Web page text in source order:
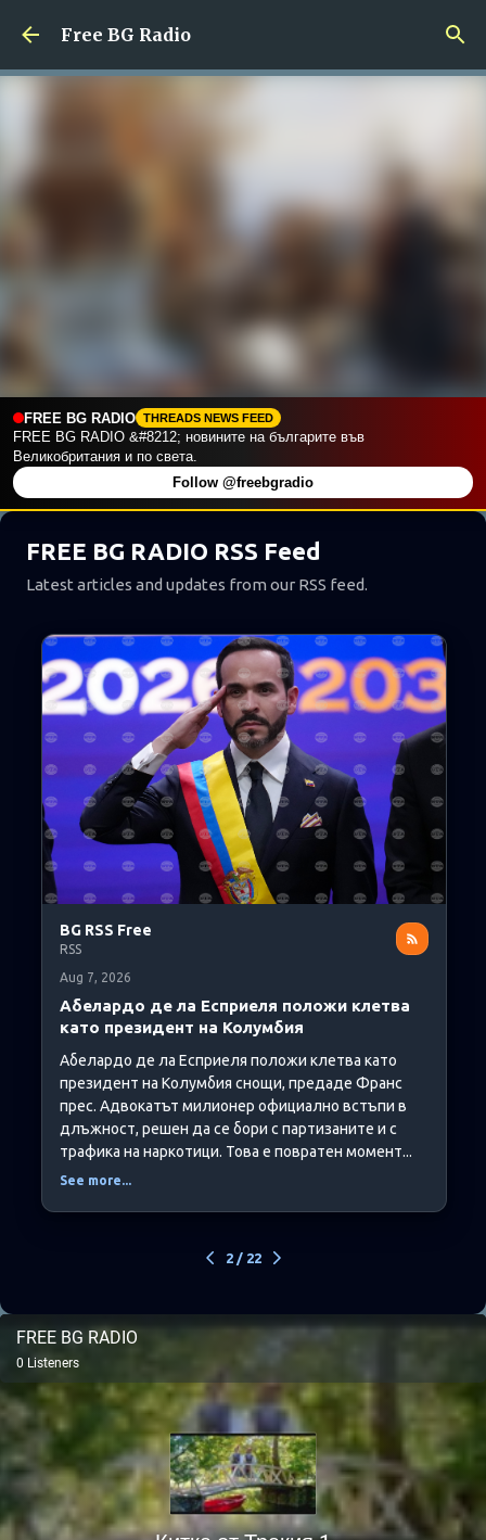
Пропускане към основното съдържание
Free BG Radio
FREE BG RADIO THREADS NEWS FEED
Follow @freebgradio
FREE BG RADIO RSS Feed
Latest articles and updates from our RSS feed.
BG RSS Free
RSS
Aug 7, 2026
Абелардо де ла Есприеля положи клетва
като президент на Колумбия
Абелардо де ла Есприеля положи клетва като
президент на Колумбия снощи, предаде Франс
прес. Адвокатът милионер официално встъпи в
длъжност, решен да се бори с партизаните и с
трафика на наркотици. Това е повратен момент...
See more...
2 / 22